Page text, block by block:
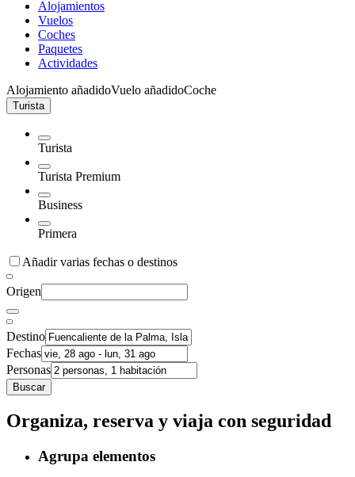
Alojamientos
Vuelos
Coches
Paquetes
Actividades
Alojamiento añadidoVuelo añadidoCoche
Turista
Turista
Turista Premium
Business
Primera
Añadir varias fechas o destinos
Origen
Destino
Fechas
Personas
Buscar
Organiza, reserva y viaja con seguridad
Agrupa elementos